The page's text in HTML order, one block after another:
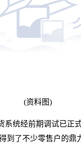
(资料图)
系统经前期调试已正
到了不少零售户的鼎